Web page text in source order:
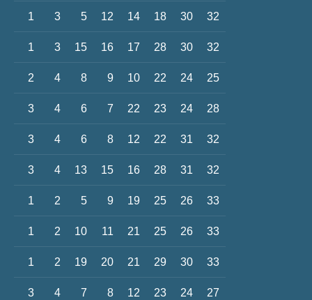
1 3 5 12 14 18 30 32
1 3 15 16 17 28 30 32
2 4 8 9 10 22 24 25
3 4 6 7 22 23 24 28
3 4 6 8 12 22 31 32
3 4 13 15 16 28 31 32
1 2 5 9 19 25 26 33
1 2 10 11 21 25 26 33
1 2 19 20 21 29 30 33
3 4 7 8 12 23 24 27